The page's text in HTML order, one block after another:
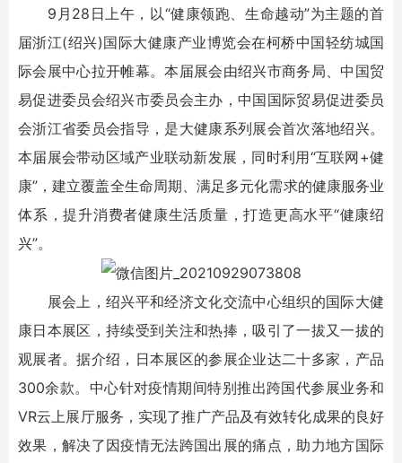
9月28日上午，以“健康领跑、生命越动”为主题的首
届浙江(绍兴)国际大健康产业博览会在柯桥中国轻纺城国
际会展中心拉开帷幕。本届展会由绍兴市商务局、中国贸
易促进委员会绍兴市委员会主办，中国国际贸易促进委员
会浙江省委员会指导，是大健康系列展会首次落地绍兴。
本届展会带动区域产业联动新发展，同时利用“互联网+健
康”，建立覆盖全生命周期、满足多元化需求的健康服务业
体系，提升消费者健康生活质量，打造更高水平“健康绍
兴”。
展会上，绍兴平和经济文化交流中心组织的国际大健
康日本展区，持续受到关注和热捧，吸引了一拔又一拔的
观展者。据介绍，日本展区的参展企业达二十多家，产品
300余款。中心针对疫情期间特别推出跨国代参展业务和
VR云上展厅服务，实现了推广产品及有效转化成果的良好
效果，解决了因疫情无法跨国出展的痛点，助力地方国际